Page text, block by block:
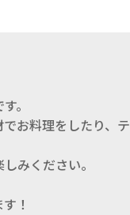
。
お料理をしたり、
みください。
！